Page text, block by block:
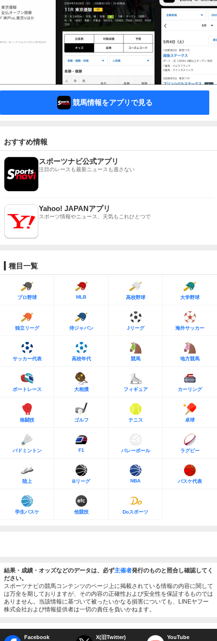
競馬情報をアプリで見る
おすすめ情報
スポーツナビ公式アプリ
注目のレースも最新ニュースも逃さない
Yahoo! JAPANアプリ
スポーツ情報やニュース、天気もこれひとつで
種目一覧
プロ野球 MLB 高校野球 大学野球
独立リーグ 侍ジャパン Jリーグ 海外サッカー
サッカー代表 高校年代 競馬 地方競馬
ボートレース 大相撲 フィギュア カーリング
格闘技 ゴルフ テニス 卓球
バドミントン F1 バレーボール ラグビー
陸上 Bリーグ NBA バスケ代表
学生バスケ 他競技 Doスポーツ
結果・成績・オッズなどのデータは、必ず主催者発行のものと照合し確認してく
ださい。
スポーツナビの競馬コンテンツのページ上に掲載されている情報の内容に関して
は万全を期しておりますが、その内容の正確性および安全性を保証するものでは
ありません。当該情報に基づいて被ったいかなる損害についても、LINEヤフー
株式会社および情報提供者は一切の責任を負いかねます。
Facebook X(旧Twitter) YouTube